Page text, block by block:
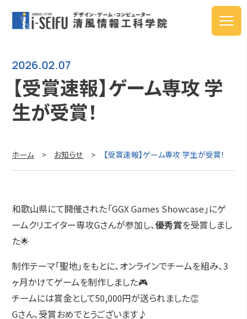
2026.02.07
【受賞速報】ゲーム専攻 学
生が受賞！
ホーム > お知らせ > 【受賞速報】ゲーム専攻 学生が受賞！
和歌山県にて開催された「GGX Games Showcase」にゲ
ームクリエイター専攻Gさんが参加し、優秀賞を受賞しまし
た🌟
制作テーマ「聖地」をもとに、オンラインでチームを組み、3
ヶ月かけてゲームを制作しました🎮
チームには賞金として50,000円が送られました👏
Gさん、受賞おめでとうございます♪